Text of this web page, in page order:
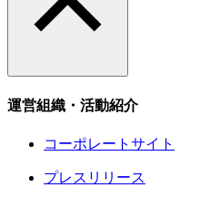
運営組織・活動紹介
コーポレートサイト
プレスリリース